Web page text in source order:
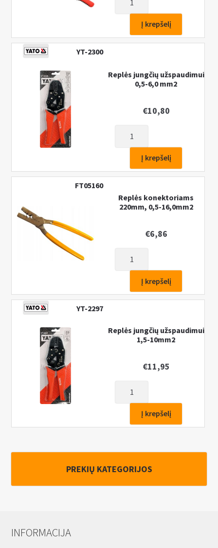
automatiniam
izoliacijos
170mm
Į krepšelį
YT-2300
Replės jungčių užspaudimui
0,5-6,0 mm2
€10,80
jungčių
užspaudimui
6,0
Į krepšelį
FT05160
Replės konektoriams
220mm, 0,5-16,0mm2
€6,86
konektoriams
220mm,
16,0mm2
Į krepšelį
YT-2297
Replės jungčių užspaudimui
1,5-10mm2
€11,95
jungčių
Į krepšelį
PREKIŲ KATEGORIJOS
INFORMACIJA